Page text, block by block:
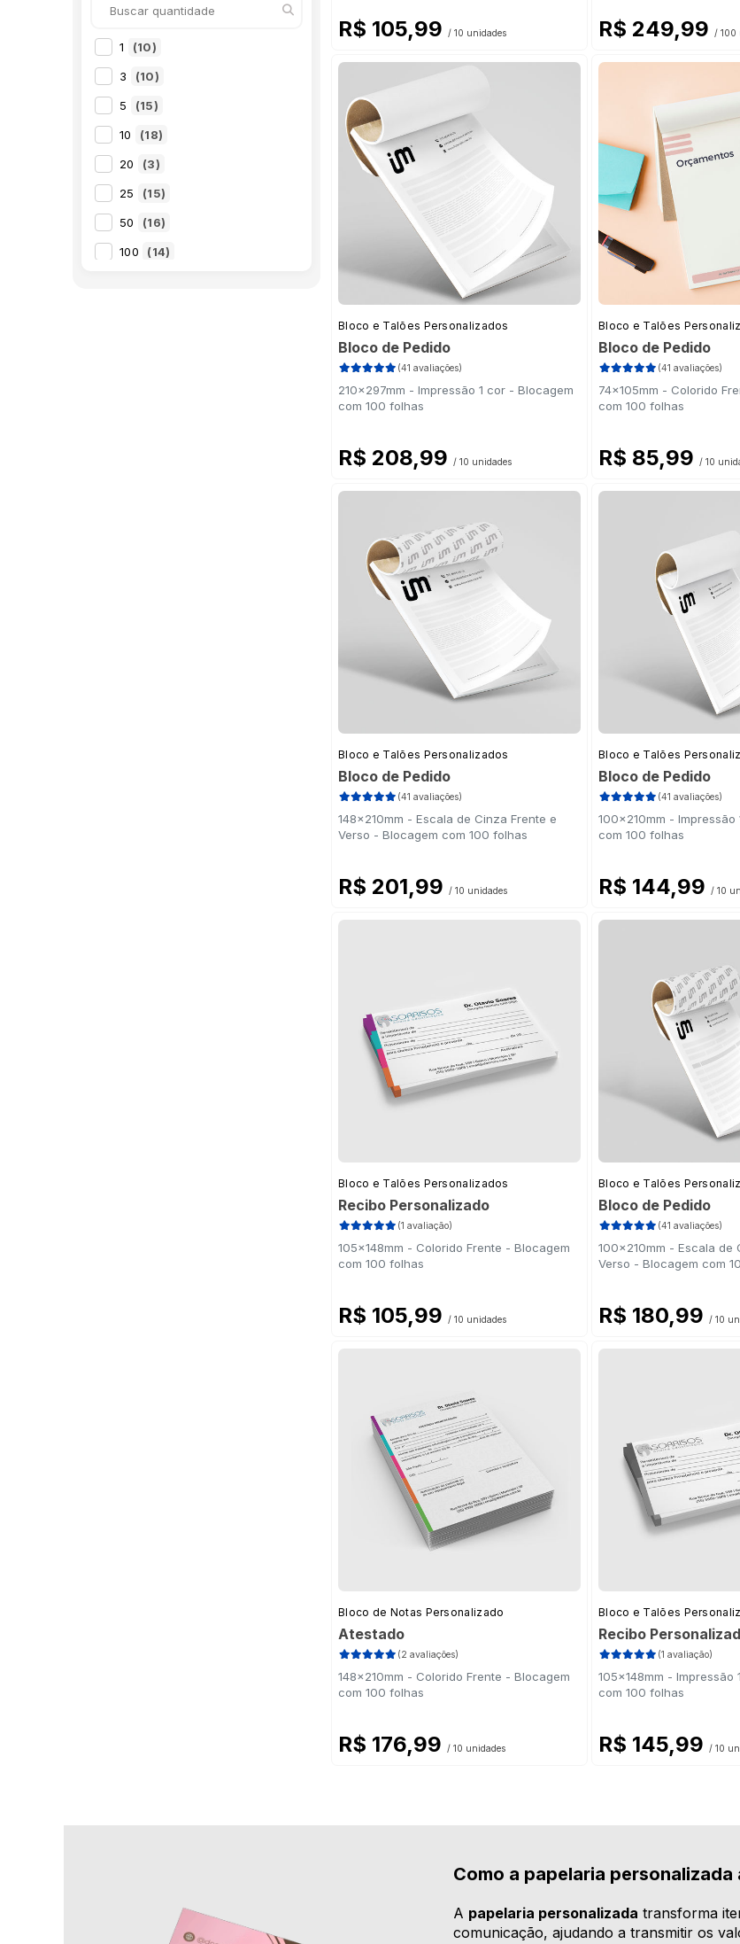
1 (10)
3 (10)
5 (15)
10 (18)
20 (3)
25 (15)
50 (16)
100 (14)
R$ 105,99 / 10 unidades R$ 249,99 / 100
Bloco e Talões Personalizados
Bloco de Pedido
(41 avaliações)
210x297mm - Impressão 1 cor - Blocagem
com 100 folhas
R$ 208,99 / 10 unidades
Bloco e Talões
Bloco de Pedido
(41 avaliações)
74x105mm - Colorido
com 100 folhas
R$ 85,99 / 10
Bloco e Talões Personalizados
Bloco de Pedido
(41 avaliações)
148x210mm - Escala de Cinza Frente e
Verso - Blocagem com 100 folhas
R$ 201,99 / 10 unidades
Bloco e Talões
Bloco de Pedido
(41 avaliações)
100x210mm -
com 100 folhas
R$ 144,99 / 10
Bloco e Talões Personalizados
Recibo Personalizado
(1 avaliação)
105x148mm - Colorido Frente - Blocagem
com 100 folhas
R$ 105,99 / 10 unidades
Bloco e Talões
Bloco de Pedido
(41 avaliações)
100x210mm - Escala de
Verso - Blocagem com
R$ 180,99 / 10
Bloco de Notas Personalizado
Atestado
(2 avaliações)
148x210mm - Colorido Frente - Blocagem
com 100 folhas
R$ 176,99 / 10 unidades
Bloco e Talões
Recibo
(1 avaliação)
105x148mm - Impressão
com 100 folhas
R$ 145,99 / 10
Como a papelaria
A papelaria personalizada transforma
comunicação, ajudando a transmitir os